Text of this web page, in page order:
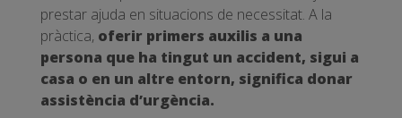
prestar ajuda en situacions de necessitat. A la
pràctica, oferir primers auxilis a una
persona que ha tingut un accident, sigui a
casa o en un altre entorn, significa donar
assistència d’urgència.